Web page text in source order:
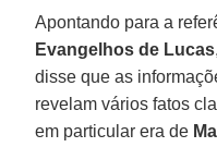
Apontando para a
Evangelhos de Lucas,
disse que as
revelam vários fatos
em particular era de